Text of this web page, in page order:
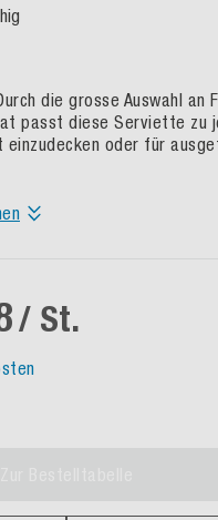
die grosse Auswahl an
passt diese Serviette zu
einzudecken oder für
/ St.